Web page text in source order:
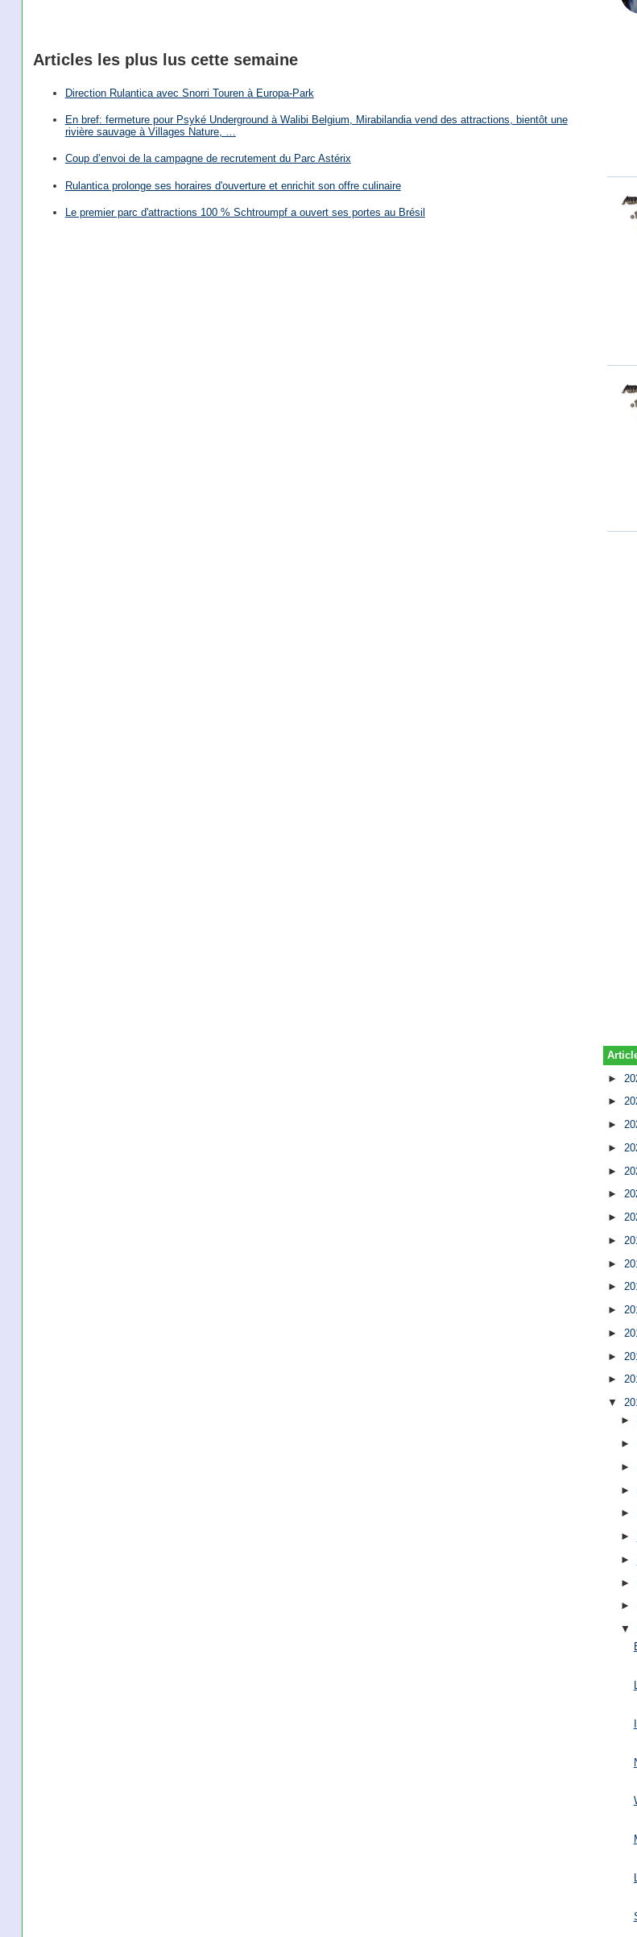
Articles les plus lus cette semaine
Direction Rulantica avec Snorri Touren à Europa-Park
En bref: fermeture pour Psyké Underground à Walibi Belgium, Mirabilandia vend des attractions, bientôt une
rivière sauvage à Villages Nature, …
Coup d’envoi de la campagne de recrutement du Parc Astérix
Rulantica prolonge ses horaires d'ouverture et enrichit son offre culinaire
Le premier parc d'attractions 100 % Schtroumpf a ouvert ses portes au Brésil
►
►
►
►
►
►
►
►
►
►
►
►
►
►
▼
►
►
►
►
►
►
►
►
►
▼